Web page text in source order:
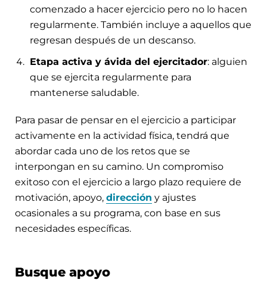
comenzado a hacer ejercicio pero no lo hacen
regularmente. También incluye a aquellos que
regresan después de un descanso.
Etapa activa y ávida del ejercitador: alguien
que se ejercita regularmente para
mantenerse saludable.
Para pasar de pensar en el ejercicio a participar
activamente en la actividad física, tendrá que
abordar cada uno de los retos que se
interpongan en su camino. Un compromiso
exitoso con el ejercicio a largo plazo requiere de
motivación, apoyo, dirección y ajustes
ocasionales a su programa, con base en sus
necesidades específicas.
Busque apoyo